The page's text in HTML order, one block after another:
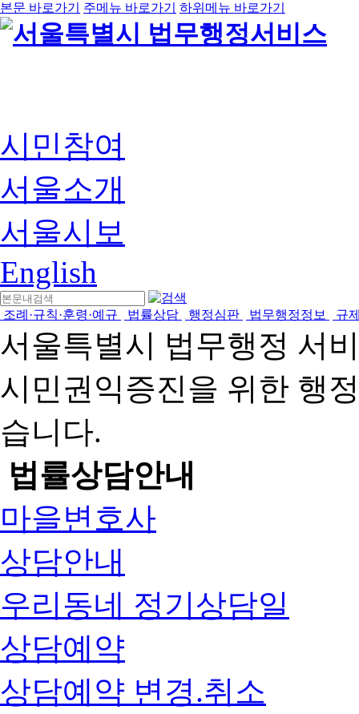
본문 바로가기 주메뉴 바로가기 하위메뉴 바로가기
시민참여
서울소개
서울시보
English
조례·규칙·훈령·예규 법률상담 행정심판 법무행정정보 규
서울특별시 법무행정 서
시민권익증진을 위한 행
습니다.
법률상담안내
마을변호사
상담안내
우리동네 정기상담일
상담예약
상담예약 변경.취소